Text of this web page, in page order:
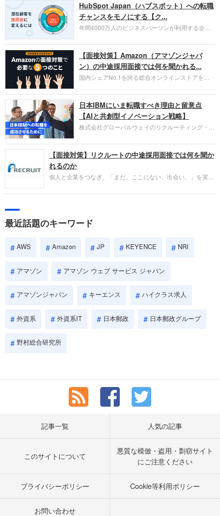
HubSpot Japan（ハブスポット）への転職
チャンスをモノにする【ク...
年間4000万人のビジネスパーソンが利用する企業
お勧めするイチオシ企業をご紹介します。今回はク
ラウド型CRMプラットフォームを提供する
HubSpot Japan（ハブスポット・ジャパン）株式会
社です。採用面接対策の企業研究にご活用くださ
い。
【面接対策】Amazon（アマゾンジャパ
ン）の中途採用面接では何を聞かれる...
国内シェアNo.1を誇る総合オンラインストアを運
圧倒的な存在感を持つAmazon。中途採用面接では
過去の具体的な業務成果やリーダーシップの発揮、
失敗からの学びが重視され、人間性やカルチャーフ
ィットも評価対象となり、長期的に成長できる仲間
であるかを多角的に審査されます。
日本IBMにいま転職すべき理由と留意点
【AIと共創型イノベーション戦略】
株式会社グローバルウェイのリクルーティング・パ
パーソンが利用する企業口コミサイト「キャリコ
ネ」の転職エージェントがお勧めするイチオシ企業
IBMです。採用面接対策の企業研究にご活用くださ
い。
【面接対策】リクルートの中途採用面接では何を聞か
れるのか
個人と企業をつなぎ、「まだ、ここにない、出会い。」を実現
やこれまでの成果を具体的に問われるほか、「人間性」も評価
しょう。
最近話題のキーワード
AWS Amazon JP KEYENCE NRI
アマゾン アマゾン ウェブ サービス ジャパン
アマゾンジャパン キーエンス ハイクラス求人
外資系 外資系IT 日本郵政 日本郵政グループ
野村総合研究所
記事一覧 人気の記事
このサイトについて
悪質な模倣・盗用・剽窃サイト
にご注意ください
プライバシーポリシー Cookie等利用ポリシー
お問い合わせ